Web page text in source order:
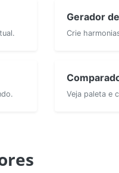
Gerador
Crie
Veja paleta e